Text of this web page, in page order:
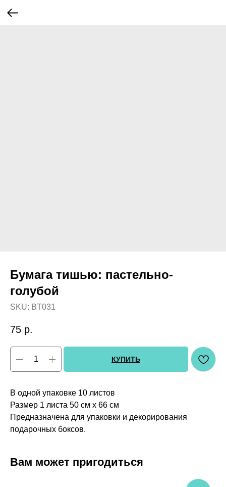
Бумага тишью: пастельно-
голубой
SKU: BT031
75 р.
КУПИТЬ
В одной упаковке 10 листов
Размер 1 листа 50 см х 66 см
Предназначена для упаковки и декорирования
подарочных боксов.
Вам может пригодиться